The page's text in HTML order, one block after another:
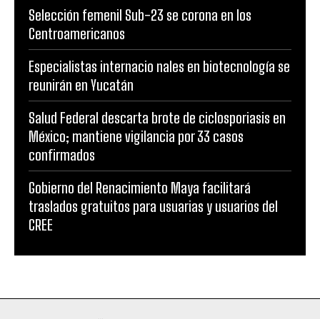
Selección femenil Sub-23 se corona en los
Centroamericanos
Especialistas internacio nales en biotecnología se
reunirán en Yucatán
Salud Federal descarta brote de ciclosporiasis en
México; mantiene vigilancia por 33 casos
confirmados
Gobierno del Renacimiento Maya facilitará
traslados gratuitos para usuarias y usuarios del
CREE